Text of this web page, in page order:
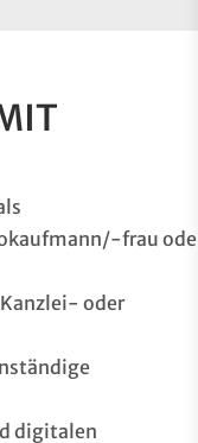
frau
oder
digitalen